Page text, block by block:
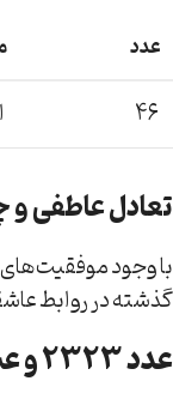
عدد
46
تعادل عاطفی
گذشته در روابط
عدد 2323 و عشق